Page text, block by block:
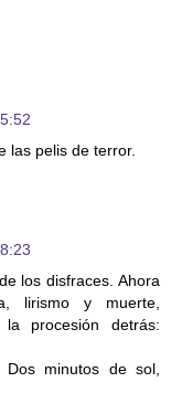
las pelis de terror.
los disfraces. Ahora
lirismo y muerte,
procesión detrás:
Dos minutos de sol,